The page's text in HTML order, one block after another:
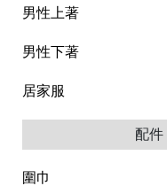
男性上著
男性下著
居家服
配件
圍巾